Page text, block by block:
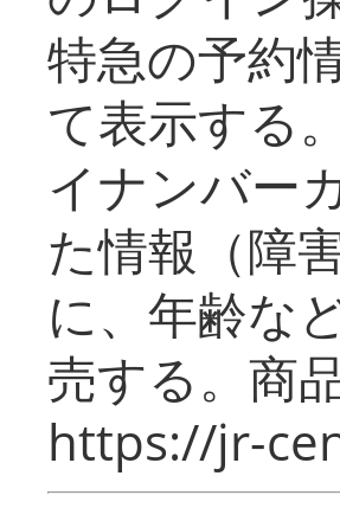
特急の予約
て表示する
イナンバー
た情報（障
に、年齢な
売する。商
https://jr-